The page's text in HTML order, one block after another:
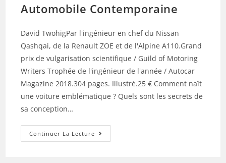
Automobile Contemporaine
David TwohigPar l'ingénieur en chef du Nissan
Qashqai, de la Renault ZOE et de l'Alpine A110.Grand
prix de vulgarisation scientifique / Guild of Motoring
Writers Trophée de l'ingénieur de l'année / Autocar
Magazine 2018.304 pages. Illustré.25 € Comment naît
une voiture emblématique ? Quels sont les secrets de
sa conception…
Continuer La Lecture Au
Coeur